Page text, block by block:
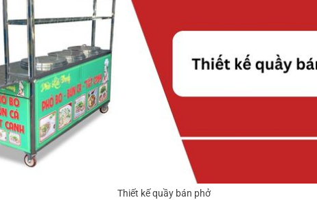
Thiết kế quầy bán phở